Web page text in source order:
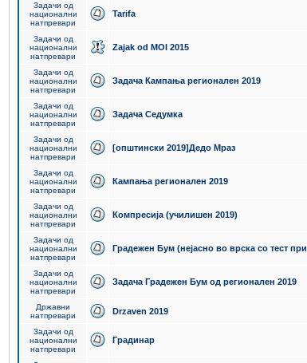
Задачи од
национални
натпревари
Tarifa
Задачи од
национални
натпревари
Zajak od MOI 2015
Задачи од
национални
натпревари
Задача Кампања регионален 2019
Задачи од
национални
натпревари
Задача Седумка
Задачи од
национални
натпревари
[општински 2019]Дедо Мраз
Задачи од
национални
натпревари
Кампања регионален 2019
Задачи од
национални
натпревари
Компресија (училишен 2019)
Задачи од
национални
натпревари
Градежен Бум (нејасно во врска со тест
Задачи од
национални
натпревари
Задача Градежен Бум од регионален 2019
Државни
натпревари
Drzaven 2019
Задачи од
национални
натпревари
Градинар